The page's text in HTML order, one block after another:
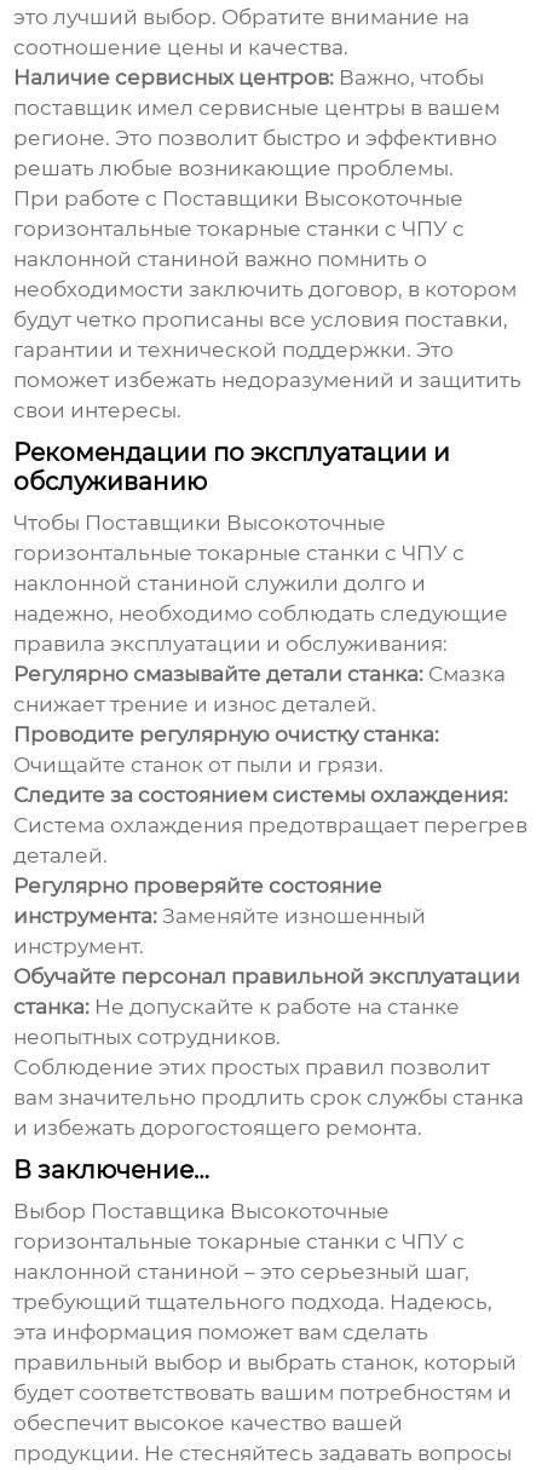
это лучший выбор. Обратите внимание на
соотношение цены и качества.
Наличие сервисных центров: Важно, чтобы
поставщик имел сервисные центры в вашем
регионе. Это позволит быстро и эффективно
решать любые возникающие проблемы.
При работе с Поставщики Высокоточные
горизонтальные токарные станки с ЧПУ с
наклонной станиной важно помнить о
необходимости заключить договор, в котором
будут четко прописаны все условия поставки,
гарантии и технической поддержки. Это
поможет избежать недоразумений и защитить
свои интересы.
Рекомендации по эксплуатации и
обслуживанию
Чтобы Поставщики Высокоточные
горизонтальные токарные станки с ЧПУ с
наклонной станиной служили долго и
надежно, необходимо соблюдать следующие
правила эксплуатации и обслуживания:
Регулярно смазывайте детали станка: Смазка
снижает трение и износ деталей.
Проводите регулярную очистку станка:
Очищайте станок от пыли и грязи.
Следите за состоянием системы охлаждения:
Система охлаждения предотвращает перегрев
деталей.
Регулярно проверяйте состояние
инструмента: Заменяйте изношенный
инструмент.
Обучайте персонал правильной эксплуатации
станка: Не допускайте к работе на станке
неопытных сотрудников.
Соблюдение этих простых правил позволит
вам значительно продлить срок службы станка
и избежать дорогостоящего ремонта.
В заключение…
Выбор Поставщика Высокоточные
горизонтальные токарные станки с ЧПУ с
наклонной станиной – это серьезный шаг,
требующий тщательного подхода. Надеюсь,
эта информация поможет вам сделать
правильный выбор и выбрать станок, который
будет соответствовать вашим потребностям и
обеспечит высокое качество вашей
продукции. Не стесняйтесь задавать вопросы